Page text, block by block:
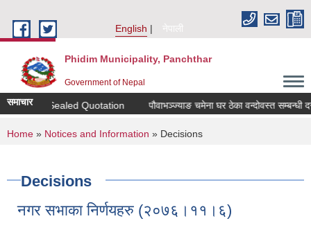
English
नेपाली
Phidim Municipality, Panchthar
Government of Nepal
समाचारfor Sealed Quotation पौवाभञ्ज्याङ चमेना घर ठेका वन्दोवस्त सम्बन्धी
You are here
Home » Notices and Information » Decisions
Decisions
नगर सभाका निर्णयहरु (२०७६।११।६)